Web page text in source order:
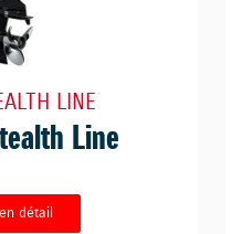
LINE
Line
détail